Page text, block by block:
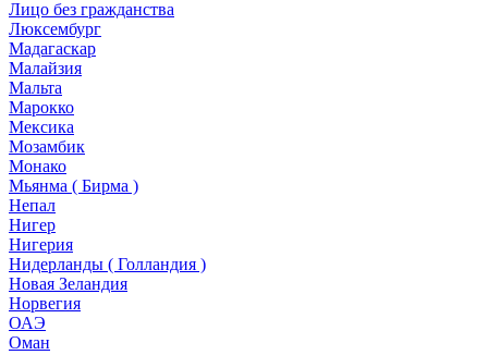
Лицо без гражданства
Люксембург
Мадагаскар
Малайзия
Мальта
Марокко
Мексика
Мозамбик
Монако
Мьянма ( Бирма )
Непал
Нигер
Нигерия
Нидерланды ( Голландия )
Новая Зеландия
Норвегия
ОАЭ
Оман